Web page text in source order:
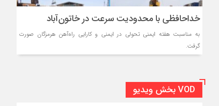
خداحافظی با محدودیت سرعت در خاتون‌آباد
به مناسبت هفته ایمنی تحولی در ایمنی و کارایی راه‌آهن هرمزگان صورت
گرفت.
VOD بخش ویدیو